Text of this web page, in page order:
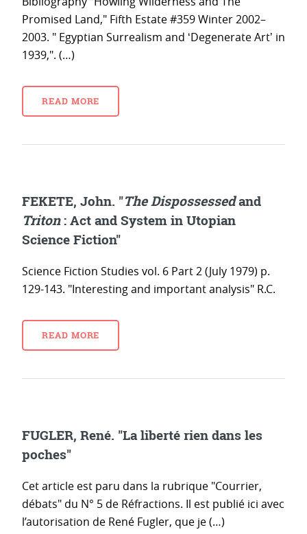
Promised Land," Fifth Estate #359 Winter 2002–
2003. " Egyptian Surrealism and ʻDegenerate Artʼ in
1939,". (…)
READ MORE
FEKETE, John. "The Dispossessedand
Triton: Act and System in Utopian
Science Fiction"
Science Fiction Studies vol. 6 Part 2 (July 1979) p.
129-143. "Interesting and important analysis" R.C.
READ MORE
FUGLER, René. "La liberté rien dans les
poches"
Cet article est paru dans la rubrique "Courrier,
débats" du N° 5 de Réfractions. Il est publié ici avec
l’autorisation de René Fugler, que je (…)